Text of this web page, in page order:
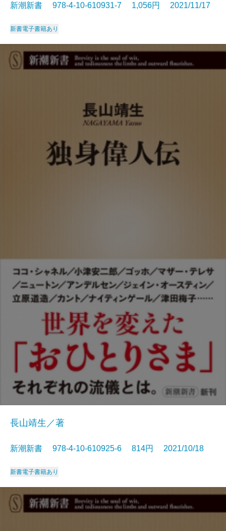
新潮新書 978-4-10-610931-7 1,056円 2021/11/17
新書電子書籍あり
長山靖生／著
新潮新書 978-4-10-610925-6 814円 2021/10/18
新書電子書籍あり